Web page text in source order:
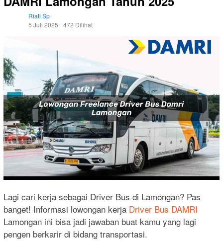
Riati Sp
5 Juli 2025
472 Dilihat
Lagi cari kerja sebagai Driver Bus di Lamongan? Pas
banget! Informasi lowongan kerja Driver Bus DAMRI
Lamongan ini bisa jadi jawaban buat kamu yang lagi
pengen berkarir di bidang transportasi.